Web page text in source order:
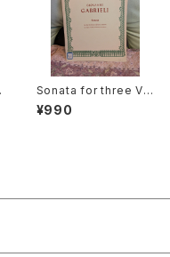
Sonata for three Vi
olins and Basso co
ntinuo【著者：GABRIE
¥990